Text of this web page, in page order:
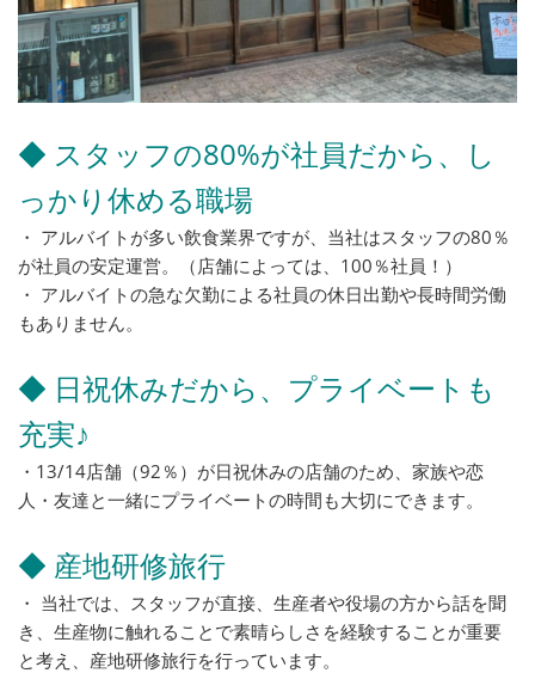
◆ スタッフの80%が社員だから、し
っかり休める職場
・ アルバイトが多い飲食業界ですが、当社はスタッフの80％
が社員の安定運営。（店舗によっては、100％社員！）
・ アルバイトの急な欠勤による社員の休日出勤や長時間労働
もありません。
◆ 日祝休みだから、プライベートも
充実♪
・13/14店舗（92％）が日祝休みの店舗のため、家族や恋
人・友達と一緒にプライベートの時間も大切にできます。
◆ 産地研修旅行
・ 当社では、スタッフが直接、生産者や役場の方から話を聞
き、生産物に触れることで素晴らしさを経験することが重要
と考え、産地研修旅行を行っています。